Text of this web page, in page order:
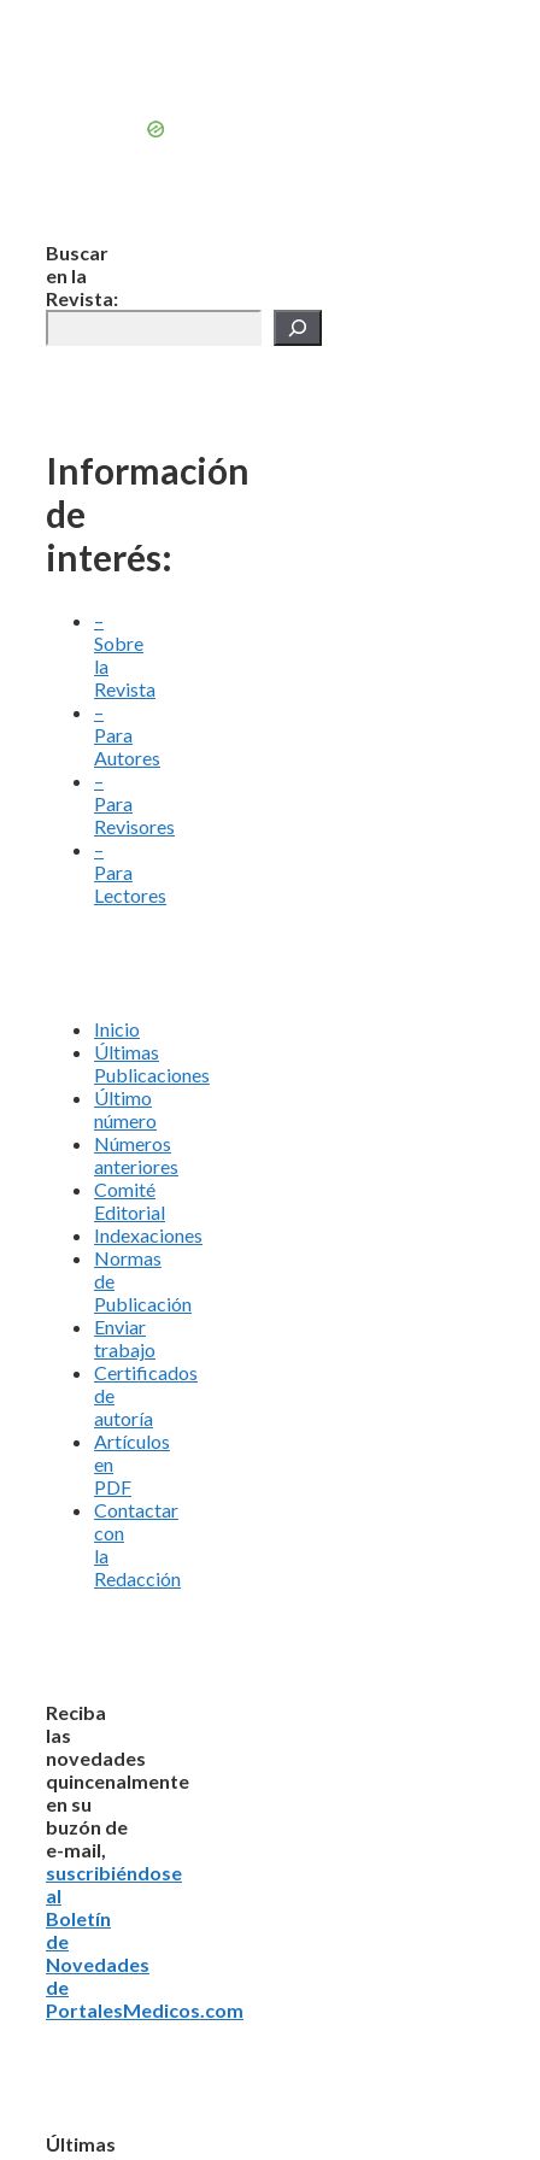
Buscar
en la
Revista:
Información
de
interés:
–
Sobre
la
Revista
–
Para
Autores
–
Para
Revisores
–
Para
Lectores
Inicio
Últimas
Publicaciones
Último
número
Números
anteriores
Comité
Editorial
Indexaciones
Normas
de
Publicación
Enviar
trabajo
Certificados
de
autoría
Artículos
en
PDF
Contactar
con
la
Redacción
Reciba
las
novedades
quincenalmente
en su
buzón de
e-mail,
suscribiéndose
al
Boletín
de
Novedades
de
PortalesMedicos.com
Últimas